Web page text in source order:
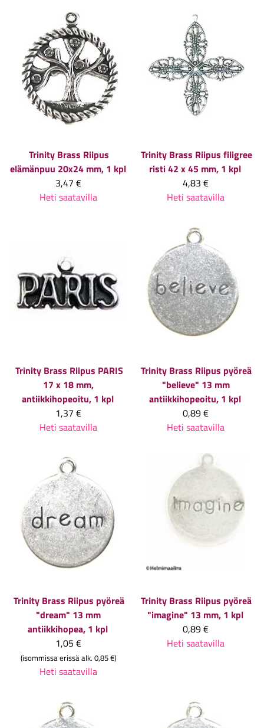
Trinity Brass Riipus
elämänpuu 20x24 mm, 1 kpl
3,47 €
Heti saatavilla
Trinity Brass Riipus filigree
risti 42 x 45 mm, 1 kpl
4,83 €
Heti saatavilla
Trinity Brass Riipus PARIS
17 x 18 mm,
antiikkihopeoitu, 1 kpl
1,37 €
Heti saatavilla
Trinity Brass Riipus pyöreä
"believe" 13 mm
antiikkihopeoitu, 1 kpl
0,89 €
Heti saatavilla
Trinity Brass Riipus pyöreä
"dream" 13 mm
antiikkihopea, 1 kpl
1,05 €
(isommissa erissä alk. 0,85 €)
Heti saatavilla
Trinity Brass Riipus pyöreä
"imagine" 13 mm, 1 kpl
0,89 €
Heti saatavilla